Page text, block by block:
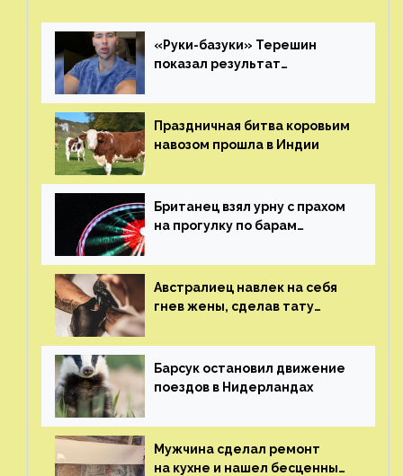
«Руки-базуки» Терешин
показал результат
Праздничная битва коровьим
навозом прошла в Индии
Британец взял урну с прахом
на прогулку по барам
Австралиец навлек на себя
гнев жены, сделав тату
Барсук остановил движение
поездов в Нидерландах
Мужчина сделал ремонт
на кухне и нашел бесценные